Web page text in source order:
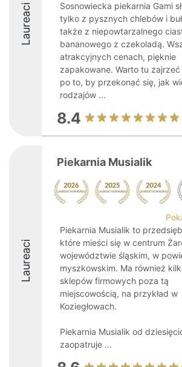
Laureaci
Sosnowiecka piekarnia Gami
tylko z pysznych chlebów i
także z niepowtarzalnego
bananowego z czekoladą.
atrakcyjnych cenach, pięknie
zapakowane. Warto tu
po to, by przekonać się, jak
rodzajów ...
8.4
Laureaci
Piekarnia Musialik
Piekarnia Musialik to
które mieści się w centrum
województwie śląskim, w
myszkowskim. Ma również
sklepów firmowych poza tą
miejscowością, na przykład w
Koziegłowach.
Piekarnia Musialik od
zaopatruje ...